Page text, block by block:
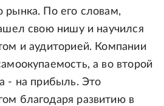
рынка. По его словам,
свою нишу и научился
и аудиторией. Компании
а во второй
- на прибыль. Это
благодаря развитию в